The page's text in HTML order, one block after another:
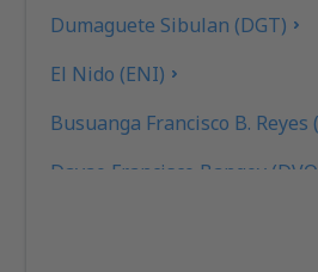
Dumaguete Sibulan (DGT)
El Nido (ENI)
Busuanga Francisco B. Reyes
Davao Francisco Bangoy